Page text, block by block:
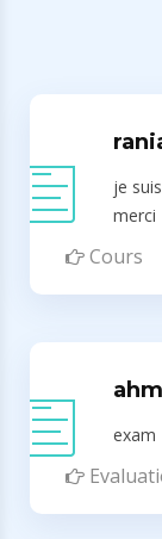
je
merci
Cours
exam